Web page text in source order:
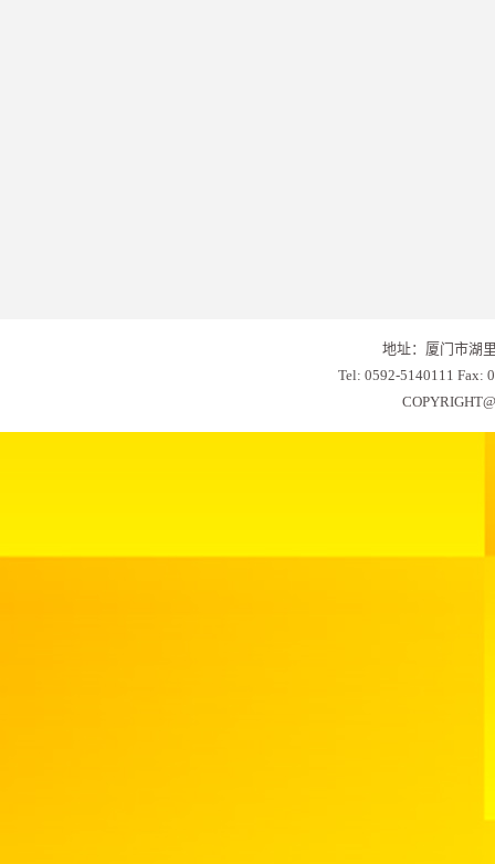
地址：厦门市湖
Tel: 0592-5140111 Fax: